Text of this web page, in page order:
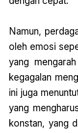
Namun,
oleh emosi
yang
kegagalan
ini juga
yang
konstan, yang